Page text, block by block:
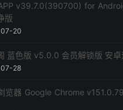
v39.7.0(390700) for
版
20
蓝色版 v5.0.0 会员解锁版 安卓
28
览器 Google Chrome